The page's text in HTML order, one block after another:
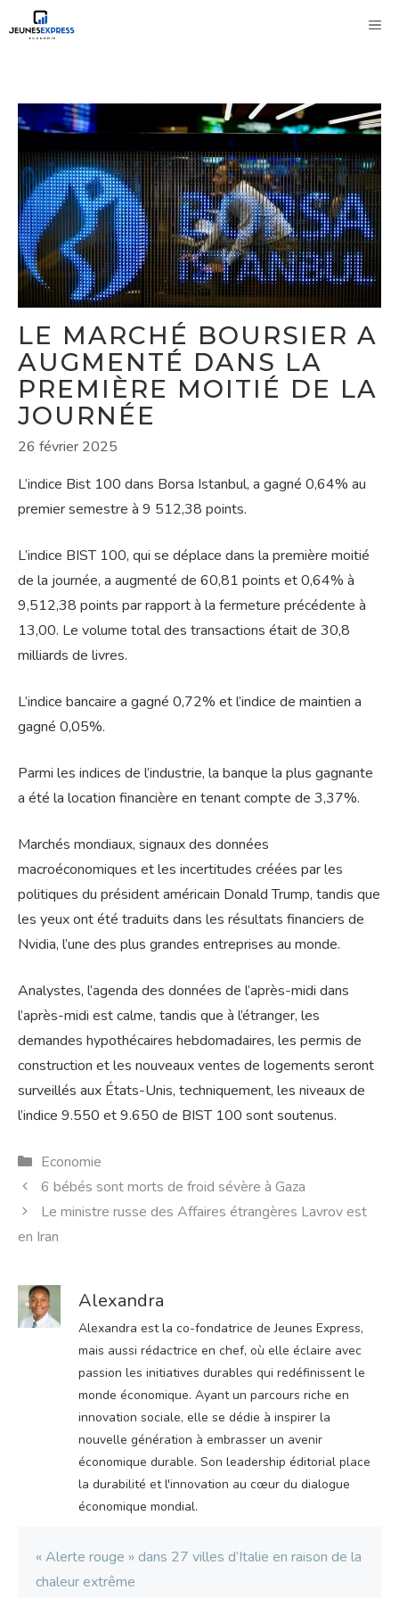
au
LE MARCHÉ BOURSIER A
AUGMENTÉ DANS LA
PREMIÈRE MOITIÉ DE LA
JOURNÉE
26 février 2025
L’indice Bist 100 dans Borsa Istanbul, a gagné 0,64% au
premier semestre à 9 512,38 points.
L’indice BIST 100, qui se déplace dans la première moitié
de la journée, a augmenté de 60,81 points et 0,64% à
9,512,38 points par rapport à la fermeture précédente à
13,00. Le volume total des transactions était de 30,8
milliards de livres.
L’indice bancaire a gagné 0,72% et l’indice de maintien a
gagné 0,05%.
Parmi les indices de l’industrie, la banque la plus gagnante
a été la location financière en tenant compte de 3,37%.
Marchés mondiaux, signaux des données
macroéconomiques et les incertitudes créées par les
politiques du président américain Donald Trump, tandis que
les yeux ont été traduits dans les résultats financiers de
Nvidia, l’une des plus grandes entreprises au monde.
Analystes, l’agenda des données de l’après-midi dans
l’après-midi est calme, tandis que à l’étranger, les
demandes hypothécaires hebdomadaires, les permis de
construction et les nouveaux ventes de logements seront
surveillés aux États-Unis, techniquement, les niveaux de
l’indice 9.550 et 9.650 de BIST 100 sont soutenus.
Catégories
Economie
6 bébés sont morts de froid sévère à Gaza
Le ministre russe des Affaires étrangères Lavrov est
en Iran
Alexandra
Alexandra est la co-fondatrice de Jeunes Express,
mais aussi rédactrice en chef, où elle éclaire avec
passion les initiatives durables qui redéfinissent le
monde économique. Ayant un parcours riche en
innovation sociale, elle se dédie à inspirer la
nouvelle génération à embrasser un avenir
économique durable. Son leadership éditorial place
la durabilité et l'innovation au cœur du dialogue
économique mondial.
« Alerte rouge » dans 27 villes d’Italie en raison de la
chaleur extrême